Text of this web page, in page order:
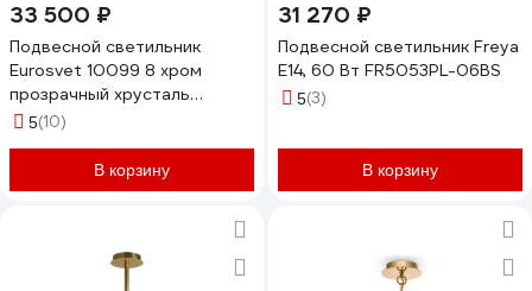
33 500 ₽
Подвесной светильник
Eurosvet 10099 8 хром
прозрачный хрусталь
Strotskis (новый абажур)
5(10)
В корзину
31 270 ₽
Подвесной светильник Freya
E14, 60 Вт FR5053PL-06BS
5(3)
В корзину